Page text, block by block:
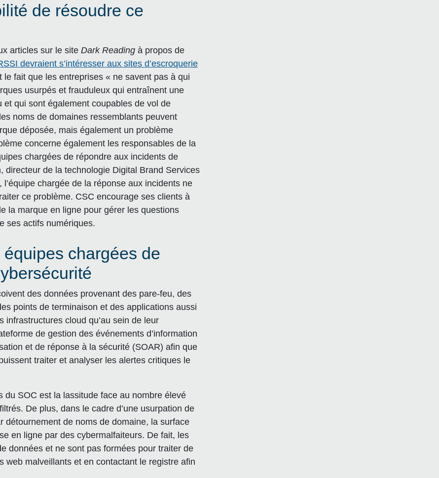
de résoudre ce
articles sur le siteDark Reading à propos de
devraient s’intéresser aux sites d’escroquerie
le fait que les entreprises « ne savent pas à qui
usurpés et frauduleux qui entraînent une
qui sont également coupables de vol de
noms de domaines ressemblants peuvent
déposée, mais également un problème
concerne également les responsables de la
chargées de répondre aux incidents de
de la technologie Digital Brand Services
chargée de la réponse aux incidents ne
ce problème. CSC encourage ses clients à
la marque en ligne pour gérer les questions
ses actifs numériques.
chargées de
des données provenant des pare-feu, des
points de terminaison et des applications aussi
cloud qu’au sein de leur
de gestion des événements d’information
et de réponse à la sécurité (SOAR) afin que
traiter et analyser les alertes critiques le
SOC est la lassitude face au nombre élevé
De plus, dans le cadre d’une usurpation de
détournement de noms de domaine, la surface
en ligne par des cybermalfaiteurs. De fait, les
données et ne sont pas formées pour traiter de
web malveillants et en contactant le registre afin